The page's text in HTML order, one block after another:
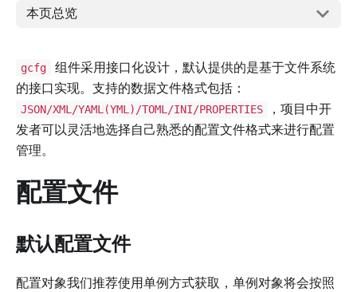
本页总览
gcfg
组件采用接口化设计，默认提供的是基于文件系统
的接口实现。支持的数据文件格式包括：
JSON/XML/YAML(YML)/TOML/INI/PROPERTIES
，项目中开
发者可以灵活地选择自己熟悉的配置文件格式来进行配置
管理。
配置文件
默认配置文件
配置对象我们推荐使用单例方式获取，单例对象将会按照